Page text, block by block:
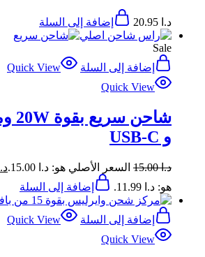
د.ا إضافة إلى السلة
Sale
إضافة إلى السلة
Quick View
Quick View
و USB-C
د.ا15.00 السعر الأصلي هو: د.ا 15.00. د.ا
هو: د.ا 11.99.
إضافة إلى السلة
إضافة إلى السلة
Quick View
Quick View